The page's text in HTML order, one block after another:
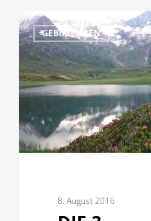
Die
3
Gebirgsseen
im
Passeiertal
–
Seebersee,
GEBIRGSSEEN
8. August 2016
0